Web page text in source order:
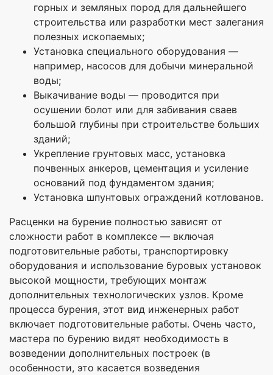
горных и земляных пород для дальнейшего
строительства или разработки мест залегания
полезных ископаемых;
Установка специального оборудования —
например, насосов для добычи минеральной
воды;
Выкачивание воды — проводится при
осушении болот или для забивания сваев
большой глубины при строительстве больших
зданий;
Укрепление грунтовых масс, установка
почвенных анкеров, цементация и усиление
оснований под фундаментом здания;
Установка шпунтовых ограждений котлованов.
Расценки на бурение полностью зависят от
сложности работ в комплексе — включая
подготовительные работы, транспортировку
оборудования и использование буровых установок
высокой мощности, требующих монтаж
дополнительных технологических узлов. Кроме
процесса бурения, этот вид инженерных работ
включает подготовительные работы. Очень часто,
мастера по бурению видят необходимость в
возведении дополнительных построек (в
особенности, это касается возведения